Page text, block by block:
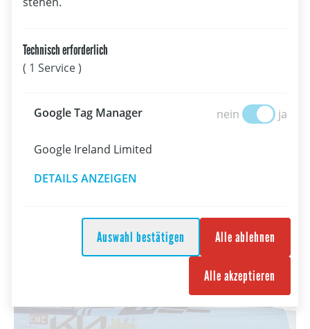
Prettner/Flachberger und Farese/Zöchling beenden Olympia-
Test auf Rang acht
Spitzensport
09.08.2026
Technisch erforderlich
( 1 Service )
Google Tag Manager nein
Google Tag ja
Google Ireland Limited
DETAILS ANZEIGEN
Auswahl bestätigen Alle ablehnen
Alle akzeptieren